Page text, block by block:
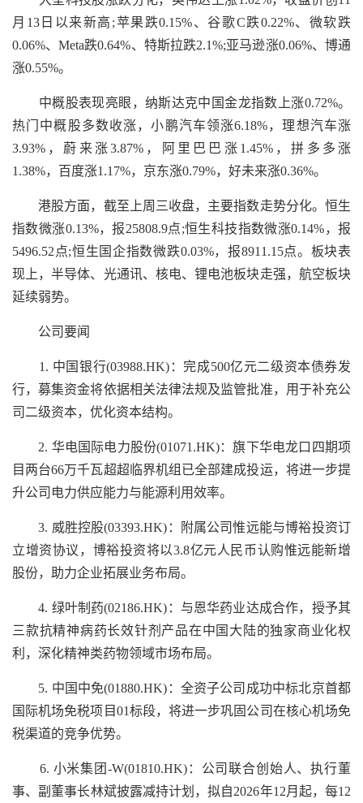
月13日以来新高;苹果跌0.15%、谷歌C跌0.22%、微软跌
0.06%、Meta跌0.64%、特斯拉跌2.1%;亚马逊涨0.06%、博通
涨0.55%。
中概股表现亮眼，纳斯达克中国金龙指数上涨0.72%。
热门中概股多数收涨，小鹏汽车领涨6.18%，理想汽车涨
3.93%，蔚来涨3.87%，阿里巴巴涨1.45%，拼多多涨
1.38%，百度涨1.17%，京东涨0.79%，好未来涨0.36%。
港股方面，截至上周三收盘，主要指数走势分化。恒生
指数微涨0.13%，报25808.9点;恒生科技指数微涨0.14%，报
5496.52点;恒生国企指数微跌0.03%，报8911.15点。板块表
现上，半导体、光通讯、核电、锂电池板块走强，航空板块
延续弱势。
公司要闻
1. 中国银行(03988.HK)：完成500亿元二级资本债券发
行，募集资金将依据相关法律法规及监管批准，用于补充公
司二级资本，优化资本结构。
2. 华电国际电力股份(01071.HK)：旗下华电龙口四期项
目两台66万千瓦超超临界机组已全部建成投运，将进一步提
升公司电力供应能力与能源利用效率。
3. 威胜控股(03393.HK)：附属公司惟远能与博裕投资订
立增资协议，博裕投资将以3.8亿元人民币认购惟远能新增
股份，助力企业拓展业务布局。
4. 绿叶制药(02186.HK)：与恩华药业达成合作，授予其
三款抗精神病药长效针剂产品在中国大陆的独家商业化权
利，深化精神类药物领域市场布局。
5. 中国中免(01880.HK)：全资子公司成功中标北京首都
国际机场免税项目01标段，将进一步巩固公司在核心机场免
税渠道的竞争优势。
6. 小米集团-W(01810.HK)：公司联合创始人、执行董
事、副董事长林斌披露减持计划，拟自2026年12月起，每12